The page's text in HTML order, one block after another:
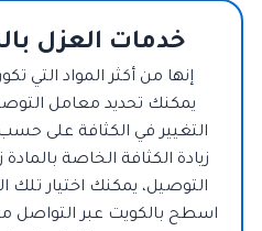
خدمات العزل
إنها من أكثر المواد التي
يمكنك تحديد معامل
التغيير في الكثافة على
زيادة الكثافة الخاصة
التوصيل، يمكنك اختيار تلك